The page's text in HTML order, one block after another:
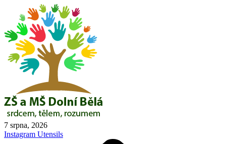
content
7 srpna, 2026
Instagram Utensils